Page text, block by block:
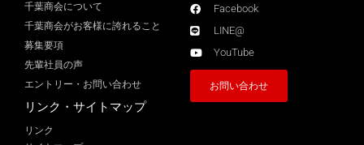
千葉商会について
千葉商会がお客様に誇れること​
募集要項
先輩社員の声
エントリー・お問い合わせ
リンク・サイトマップ
リンク
Facebook
LINE@
YouTube
お問い合わせ